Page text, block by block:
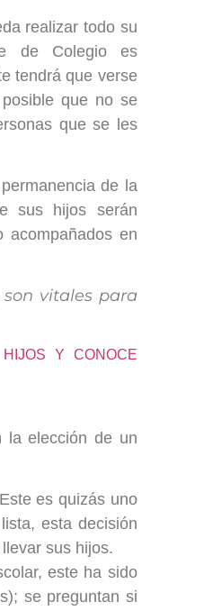
realizar todo su
de Colegio es
tendrá que verse
que no se
que se les
de la
sus hijos serán
acompañados en
son vitales para
Y CONOCE
la elección de un
es quizás uno
esta decisión
sus hijos.
este ha sido
se preguntan si